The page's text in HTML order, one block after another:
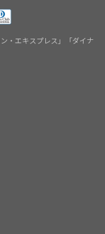
・エキスプレス」「ダイナ